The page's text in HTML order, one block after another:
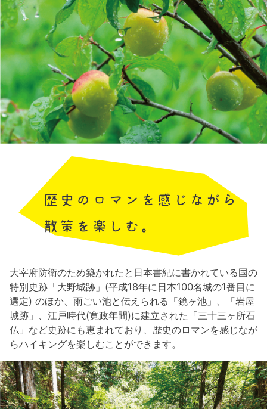
大宰府防衛のため築かれたと日本書紀に書かれている国の
特別史跡「大野城跡」(平成18年に日本100名城の1番目に
選定) のほか、雨ごい池と伝えられる「鏡ヶ池」、「岩屋
城跡」、江戸時代(寛政年間)に建立された「三十三ヶ所石
仏」など史跡にも恵まれており、歴史のロマンを感じなが
らハイキングを楽しむことができます。